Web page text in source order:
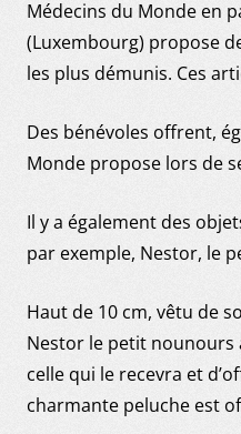
Médecins du Monde en
(Luxembourg) propose
les plus démunis. Ces
Des bénévoles offrent,
Monde propose lors de
Il y a également des
par exemple, Nestor, le
Haut de 10 cm, vêtu de
Nestor le petit nounours
celle qui le recevra et
charmante peluche est